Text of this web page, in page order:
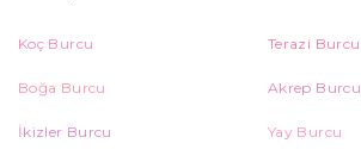
Koç Burcu Terazi Burcu
Boğa Burcu Akrep Burcu
İkizler Burcu Yay Burcu